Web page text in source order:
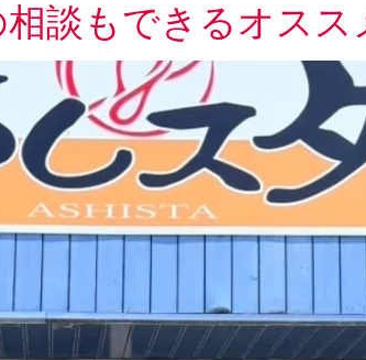
談もできるオスス